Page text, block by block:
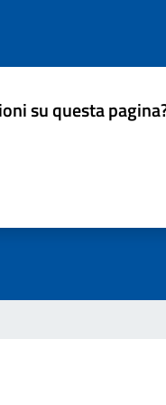
su questa